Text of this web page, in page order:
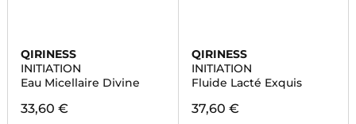
QIRINESS
INITIATION
Eau Micellaire Divine
33,60 €
QIRINESS
INITIATION
Fluide Lacté Exquis
37,60 €